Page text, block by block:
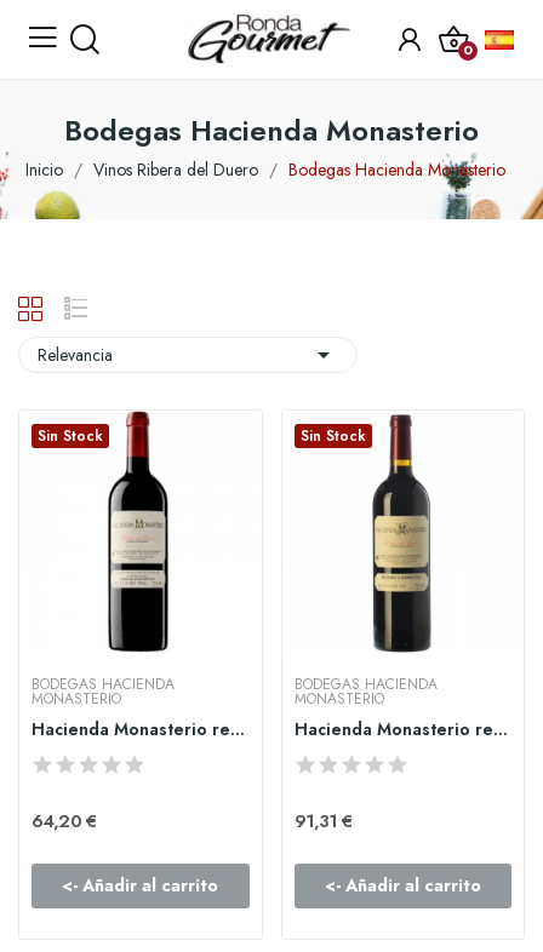
0
Bodegas Hacienda Monasterio
Inicio Vinos Ribera del Duero Bodegas Hacienda Monasterio
Relevancia 
Sin Stock
BODEGAS HACIENDA
MONASTERIO
Hacienda Monasterio reserva
64,20 €
<- Añadir al carrito
Sin Stock
BODEGAS HACIENDA
MONASTERIO
Hacienda Monasterio reserva especial
91,31 €
<- Añadir al carrito